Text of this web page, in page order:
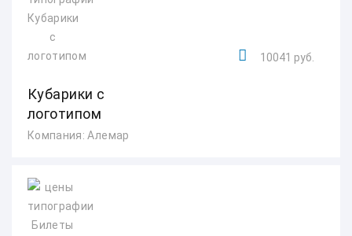
Кубарики с
логотипом
Компания: Алемар
10041 руб.